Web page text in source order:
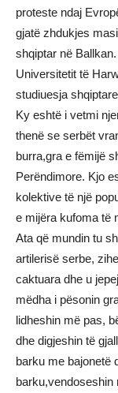
proteste ndaj
gjatë zhdukjes
shqiptar në
Universitetit të
studiuesja
Ky eshtë i vetmi
thenë se serbët
burra,gra e fëmijë
Perëndimore. Kjo
kolektive të një
e mijëra kufoma të
Ata që mundin tu
artilerisë serbe,
caktuara dhe u
mëdha i pësonin
lidheshin më pas,
dhe digjeshin të
barku me bajonetë
barku,vendoseshin